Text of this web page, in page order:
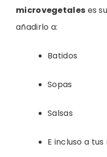
microvegetales es
añadirlo a:
Batidos
Sopas
Salsas
E incluso a